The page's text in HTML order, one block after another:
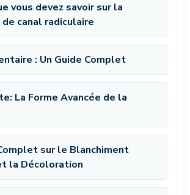
vous devez savoir sur la
canal radiculaire
: Un Guide Complet
La Forme Avancée de la
sur le Blanchiment
la Décoloration